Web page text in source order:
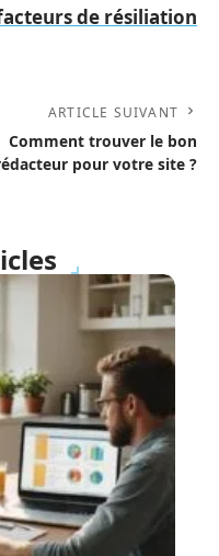
de résiliation
ARTICLE SUIVANT
Comment trouver le bon
pour votre site ?